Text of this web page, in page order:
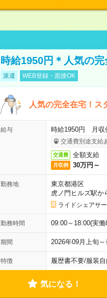
時給1950円＊人気の
派遣 WEB登録・面接OK
人気の完全在宅！ス
給与 時給1950円 月収
交通費別途支給
交通費 全額支給
月収例 30万円～
勤務地
東京都港区
虎ノ門ヒルズ駅か
ライドシェアサ
勤務時間 09:00～18:00(実
期間 2026年09月上旬
特徴 履歴書不要/服装自
気になる！